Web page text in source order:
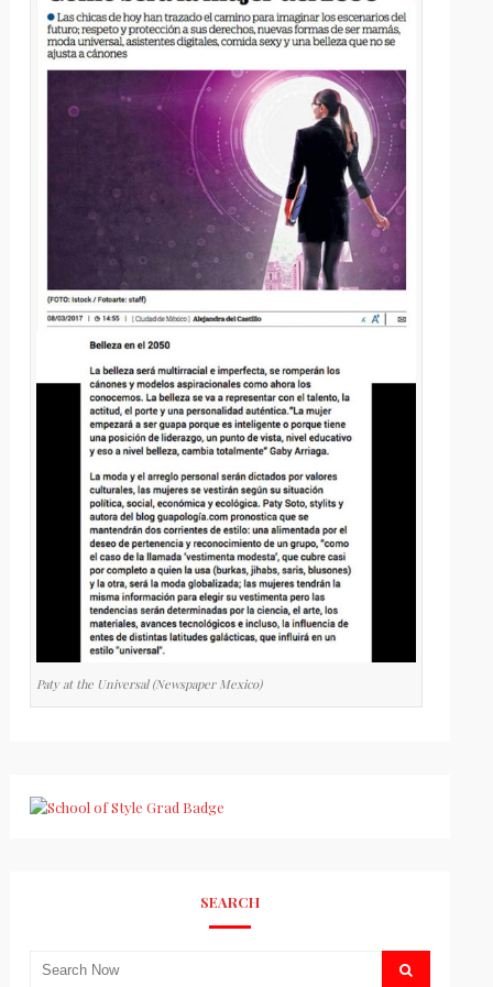
Paty at the Universal (Newspaper Mexico)
SEARCH